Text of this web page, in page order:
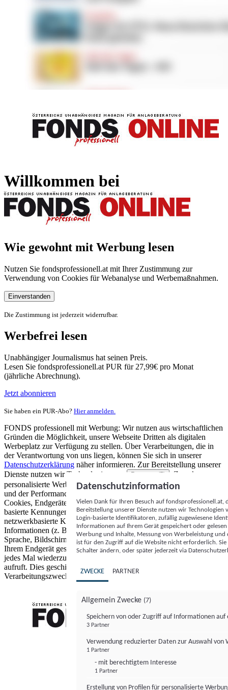
Willkommen bei
Wie gewohnt mit Werbung lesen
Nutzen Sie fondsprofessionell.at mit Ihrer Zustimmung zur
Verwendung von Cookies für Webanalyse und Werbemaßnahmen.
Einverstanden
Die Zustimmung ist jederzeit widerrufbar.
Werbefrei lesen
Unabhängiger Journalismus hat seinen Preis.
Lesen Sie fondsprofessionell.at PUR für 27,99€ pro Monat
(jährliche Abrechnung).
Jetzt abonnieren
Sie haben ein PUR-Abo? Hier anmelden.
FONDS professionell mit Werbung: Wir nutzen aus wirtschaftlichen
Gründen die Möglichkeit, unsere Webseite Dritten als digitalen
Werbeplatz zur Verfügung zu stellen. Über Verarbeitungen, die in
der Verantwortung von uns liegen, können Sie sich in unserer
Datenschutzerklärung näher informieren. Zur Bereitstellung unserer
Dienste nutzen wir Technologien von
Partnern (5)
. Zwecke:
personalisierte Werbung und Inhalte, Messung von Werbeleistung
und der Performance von Inhalten sowie Zielgruppenforschung.
Cookies, Endgeräte- oder ähnliche Online-Kennungen (z. B. login-
basierte Kennungen, zufällig generierte Kennungen,
netzwerkbasierte Kennungen) können zusammen mit anderen
Informationen (z. B. Browsertyp und Browserinformationen,
Sprache, Bildschirmgröße, unterstützte Technologien usw.) auf
Ihrem Endgerät gespeichert oder von dort ausgelesen werden, um es
jedes Mal wiederzuerkennen, wenn es eine App oder einer Webseite
aufruft. Dies geschieht für einen oder mehrere der hier aufgeführten
Verarbeitungszwecke.
Datenschutzinformation
Vielen Dank für Ihren Besuch auf
Bereitstellung unserer Dienste nutzen wir Technologien
Login-basierte Identifikatoren, zufällig zugewiesene
Informationen auf Ihrem Gerät gespeichert oder
Werbung und Inhalte, Messung von Werbeleistung
ist für den Zugriff auf die Website nicht erforderlich.
Schalter ändern, oder später jederzeit via
ZWECKE PARTNER
Allgemein Zwecke (7)
Speichern von oder Zugriff auf Informationen auf
3 Partner
Verwendung reduzierter Daten zur Auswahl von
1 Partner
- mit berechtigtem Interesse
1 Partner
Erstellung von Profilen für personalisierte
FONDS professionell